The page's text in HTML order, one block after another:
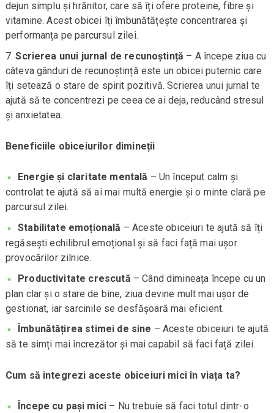
dejun simplu și hrănitor, care să îți ofere proteine, fibre și
vitamine. Acest obicei îți îmbunătățește concentrarea și
performanța pe parcursul zilei.
Scrierea unui jurnal de recunoștință – A începe ziua cu
câteva gânduri de recunoștință este un obicei puternic care
îți setează o stare de spirit pozitivă. Scrierea unui jurnal te
ajută să te concentrezi pe ceea ce ai deja, reducând stresul
și anxietatea.
Beneficiile obiceiurilor dimineții
Energie și claritate mentală – Un început calm și
controlat te ajută să ai mai multă energie și o minte clară pe
parcursul zilei.
Stabilitate emoțională – Aceste obiceiuri te ajută să îți
regăsești echilibrul emoțional și să faci față mai ușor
provocărilor zilnice.
Productivitate crescută – Când dimineața începe cu un
plan clar și o stare de bine, ziua devine mult mai ușor de
gestionat, iar sarcinile se desfășoară mai eficient.
Îmbunătățirea stimei de sine – Aceste obiceiuri te ajută
să te simți mai încrezător și mai capabil să faci față zilei.
Cum să integrezi aceste obiceiuri mici în viața ta?
Începe cu pași mici – Nu trebuie să faci totul dintr-o